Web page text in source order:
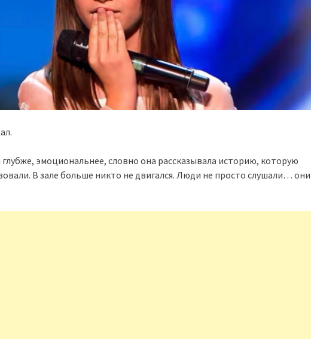
глубже, эмоциональнее, словно она рассказывала историю, которую
В зале больше никто не двигался. Люди не просто слушали… они